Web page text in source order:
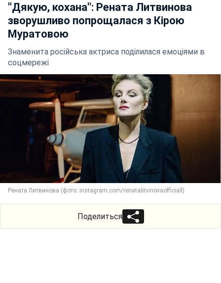
"Дякую, кохана": Рената Литвинова
зворушливо попрощалася з Кірою
Муратовою
Знаменита російська актриса поділилася емоціями в
соцмережі
Рената Литвинова (фото: instagram.com/renatalitvinovaofficiall)
Поделиться